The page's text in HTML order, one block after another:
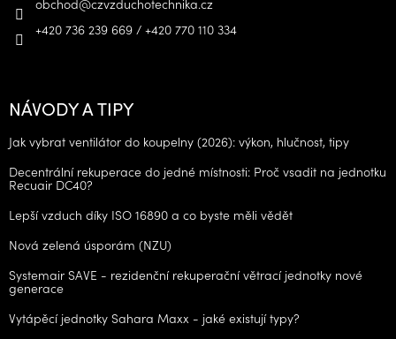
+420 736 239 669 / +420 770 110 334
NÁVODY A TIPY
Jak vybrat ventilátor do koupelny (2026): výkon, hlučnost, tipy
Decentrální rekuperace do jedné místnosti: Proč vsadit na jednotku
Recuair DC40?
Lepší vzduch díky ISO 16890 a co byste měli vědět
Nová zelená úsporám (NZU)
Systemair SAVE - rezidenční rekuperační větrací jednotky nové
generace
Vytápěcí jednotky Sahara Maxx - jaké existují typy?